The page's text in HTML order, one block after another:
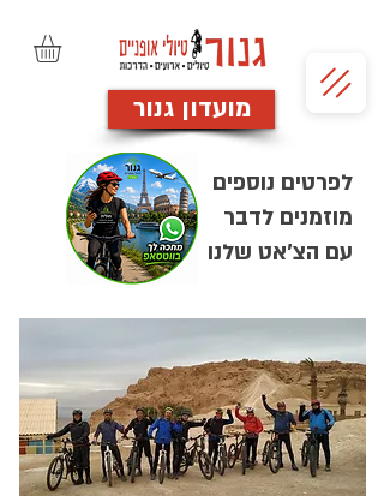
מועדון גנור
לפרטים נוספים
מוזמנים לדבר
עם הצ'אט שלנו